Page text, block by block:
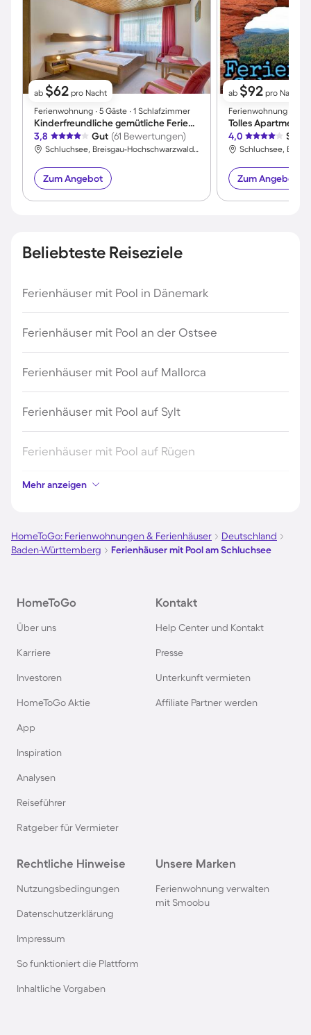
ab $62 pro Nacht
Ferienwohnung ∙ 5 Gäste ∙ 1 Schlafzimmer
Kinderfreundliche gemütliche Ferienwohnung mit Garten
3,8
Gut (61 Bewertungen)
Schluchsee, Breisgau-Hochschwarzwald, Deutschland
Zum Angebot
ab $92 pro Nacht
Ferienwohnung ∙ 3
4,0 Sehr
Zum Angebot
Beliebteste Reiseziele
Ferienhäuser mit Pool in Dänemark
Ferienhäuser mit Pool an der Ostsee
Ferienhäuser mit Pool auf Mallorca
Ferienhäuser mit Pool auf Sylt
Ferienhäuser mit Pool auf Rügen
Ferienhäuser mit Pool am Gardasee
Ferienhäuser mit Pool an der Nordsee
Ferienhäuser mit Pool im Allgäu
Ferienhäuser mit Pool auf Fehmarn
Ferienhäuser mit Pool in Büsum
Ferienhäuser mit Pool in Berlin
Ferienhäuser mit Pool auf Texel
Ferienhäuser mit Pool in Oberstdorf
Mehr anzeigen
HomeToGo: Ferienwohnungen & Ferienhäuser
Deutschland
Baden-Württemberg
Ferienhäuser mit Pool am Schluchsee
HomeToGo
Über uns
Karriere
Investoren
HomeToGo Aktie
App
Inspiration
Analysen
Reiseführer
Ratgeber für Vermieter
Kontakt
Help Center und Kontakt
Presse
Unterkunft vermieten
Affiliate Partner werden
Rechtliche Hinweise
Nutzungsbedingungen
Datenschutzerklärung
Impressum
So funktioniert die Plattform
Inhaltliche Vorgaben
Unsere Marken
Ferienwohnung verwalten
mit Smoobu